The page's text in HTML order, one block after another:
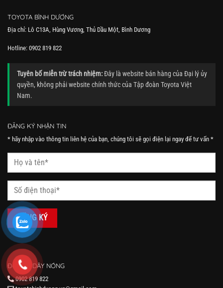
TOYOTA BÌNH DƯƠNG
Địa chỉ: Lô C13A, Hùng Vương, Thủ Dầu Một, Bình Dương
Hotline: 0902 819 822
Tuyên bố miễn trừ trách nhiệm:Đây là website bán hàng của Đại lý ủy
quyền, không phải website chính thức của Tập đoàn Toyota Việt
Nam.
ĐĂNG KÝ NHẬN TIN
* hãy nhập vào thông tin liên hệ của bạn, chúng tôi sẽ gọi điện lại ngay để tư vấn *
ĐƯỜNG DÂY NÓNG
0902 819 822